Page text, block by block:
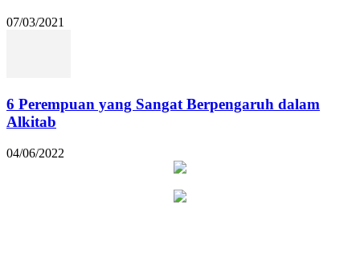
07/03/2021
6 Perempuan yang Sangat Berpengaruh dalam
Alkitab
04/06/2022